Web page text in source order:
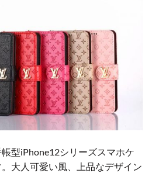
型iPhone12シリーズスマホケ
大人可愛い風、上品なデザイン